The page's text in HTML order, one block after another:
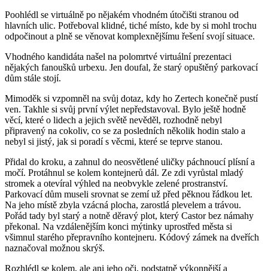
Poohlédl se virtuálně po nějakém vhodném útočišti stranou od
hlavních ulic. Potřeboval klidné, tiché místo, kde by si mohl trochu
odpočinout a plně se věnovat komplexnějšímu řešení svojí situace.
Vhodného kandidáta našel na polomrtvé virtuální prezentaci
nějakých fanoušků urbexu. Jen doufal, že starý opuštěný parkovací
dům stále stojí.
Mimoděk si vzpomněl na svůj dotaz, kdy ho Zertech konečně pustí
ven. Takhle si svůj první výlet nepředstavoval. Bylo ještě hodně
věcí, které o lidech a jejich světě nevěděl, rozhodně nebyl
připravený na cokoliv, co se za posledních několik hodin stalo a
nebyl si jistý, jak si poradí s věcmi, které se teprve stanou.
Přidal do kroku, a zahnul do neosvětlené uličky páchnoucí plísní a
močí. Protáhnul se kolem kontejnerů dál. Ze zdi vyrůstal mladý
stromek a otevíral výhled na neobvykle zelené prostranství.
Parkovací dům museli srovnat se zemí už před pěknou řádkou let.
Na jeho místě zbyla vzácná plocha, zarostlá plevelem a trávou.
Pořád tady byl starý a notně děravý plot, který Castor bez námahy
překonal. Na vzdálenějším konci mýtinky uprostřed města si
všimnul starého přepravního kontejneru. Kódový zámek na dveřích
naznačoval možnou skrýš.
Rozhlédl se kolem, ale ani jeho oči, podstatně výkonnější a